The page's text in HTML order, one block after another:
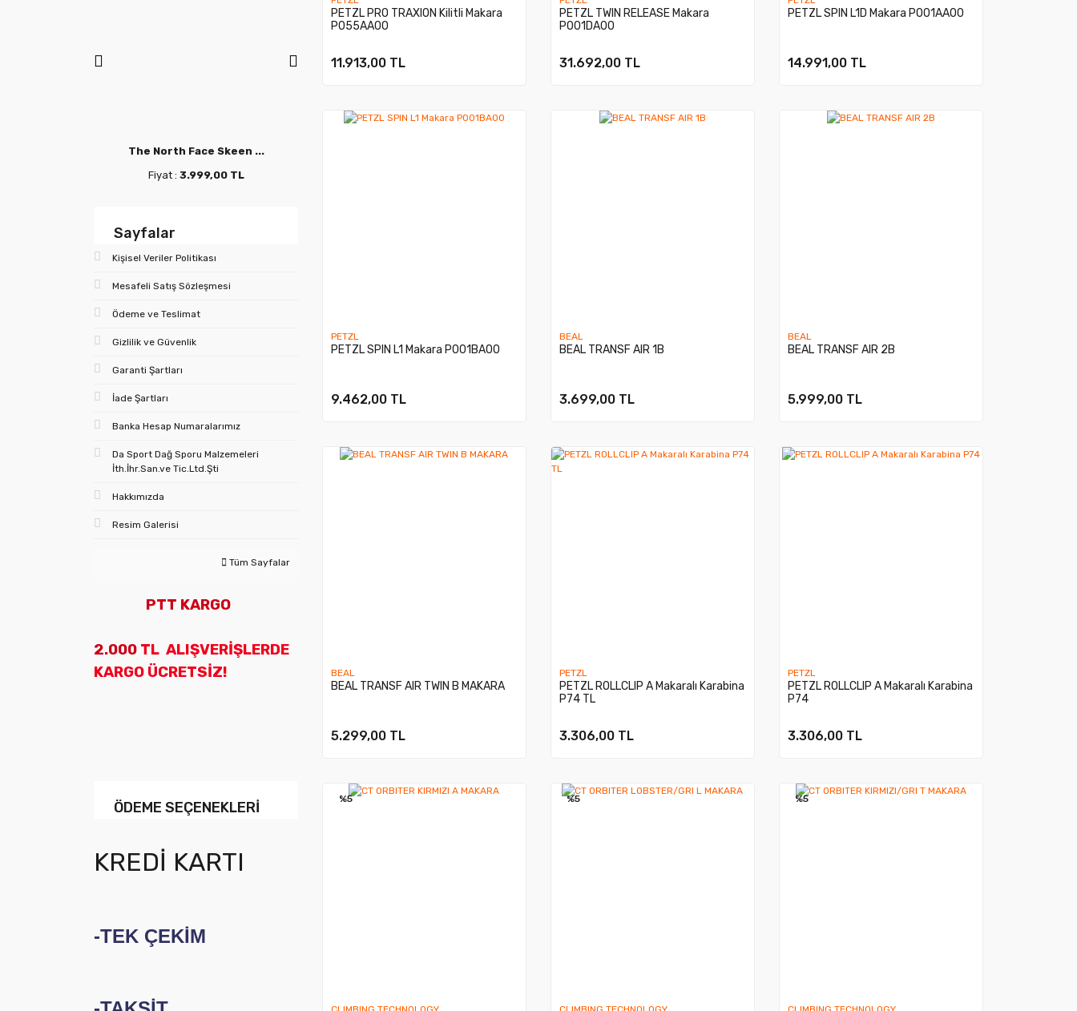
The North Face Skeen ...
Fiyat : 3.999,00 TL
Sayfalar
Kişisel Veriler Politikası
Mesafeli Satış Sözleşmesi
Ödeme ve Teslimat
Gizlilik ve Güvenlik
Garanti Şartları
İade Şartları
Banka Hesap Numaralarımız
Da Sport Dağ Sporu Malzemeleri
İth.İhr.San.ve Tic.Ltd.Şti
Hakkımızda
Resim Galerisi
Tüm Sayfalar
PTT KARGO
2.000 TL ALIŞVERİŞLERDE
KARGO ÜCRETSİZ!
ÖDEME SEÇENEKLERİ
KREDİ KARTI
-TEK ÇEKİM
PETZL PRO TRAXION Kilitli Makara
P055AA00
11.913,00 TL
PETZL TWIN RELEASE Makara
P001DA00
31.692,00 TL
PETZL SPIN L1D Makara P001AA00
14.991,00 TL
PETZL
PETZL SPIN L1 Makara P001BA00
9.462,00 TL
BEAL
BEAL TRANSF AIR 1B
3.699,00 TL
BEAL
BEAL TRANSF AIR 2B
5.999,00 TL
BEAL
BEAL TRANSF AIR TWIN B MAKARA
5.299,00 TL
PETZL
PETZL ROLLCLIP A Makaralı Karabina
P74 TL
3.306,00 TL
PETZL
PETZL ROLLCLIP A Makaralı Karabina
P74
3.306,00 TL
%5 %5 %5